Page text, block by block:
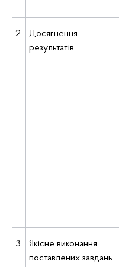
2.
Досягнення
результатів
3.
Якісне виконання
поставлених завдань